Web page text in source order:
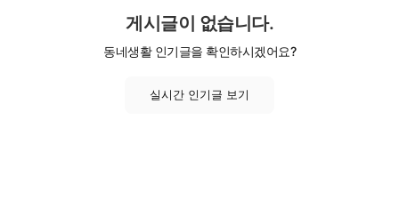
게시글이 없습니다.
동네생활 인기글을 확인하시겠어요?
실시간 인기글 보기